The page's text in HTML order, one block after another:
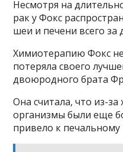
Несмотря на
рак у Фокс
шеи и печени всего за
Химиотерапию Фокс
потеряла своего
двоюродного брата
Она считала, что из-
организмы были еще
привело к печальному